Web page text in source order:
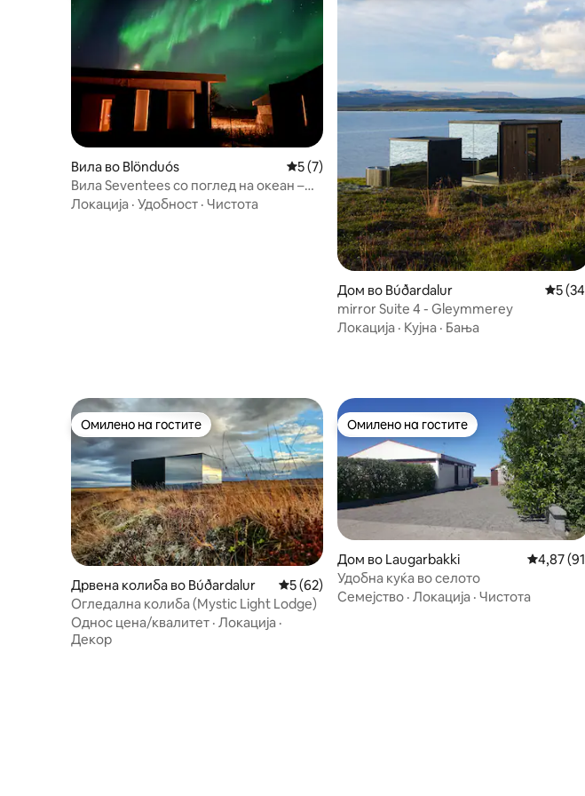
Вила во Blönduós Просечна оцена: 5 од 5, 7 рецензии
5 (7)
Вила Seventees со поглед на океан –
сауна – џакузи
Локација · Удобност · Чистота
Дом во Búðardalur
5
mirror Suite 4 - Gleymmerey
Локација · Кујна · Бања
Омилено на гостите
Омилено на гостите
Дрвена колиба во Búðardalur Просечна оцена: 5 од 5, 62 рецензии
5 (62)
Огледална колиба (Mystic Light Lodge)
Однос цена/квалитет · Локација ·
Декор
Омилено на гостите
Омилено на гостите
Дом во Laugarbakki
4,87
Удобна куќа во селото
Семејство · Локација · Чистота